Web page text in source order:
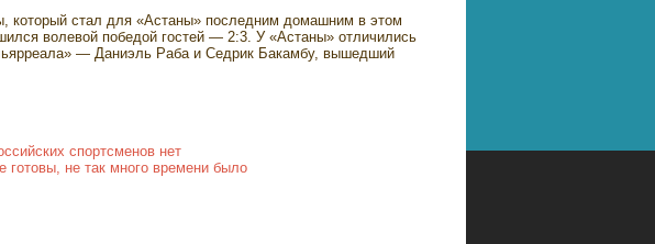
который стал для «Астаны» последним домашним в этом
волевой победой гостей — 2:3. У «Астаны» отличились
— Даниэль Раба и Седрик Бакамбу, вышедший
спортсменов нет
не так много времени было